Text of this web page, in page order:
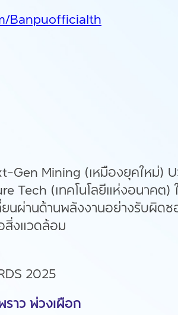
Banpuofficialth
Gen Mining (เหมืองยุคใหม่)
Tech (เทคโนโลยีแห่งอนาคต)
ยนผ่านด้านพลังงานอย่างรับผิดช
สิ่งแวดล้อม
2025
ราว พ่วงเผือก